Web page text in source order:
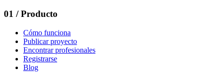
01 / Producto
Cómo funciona
Publicar proyecto
Encontrar profesionales
Registrarse
Blog